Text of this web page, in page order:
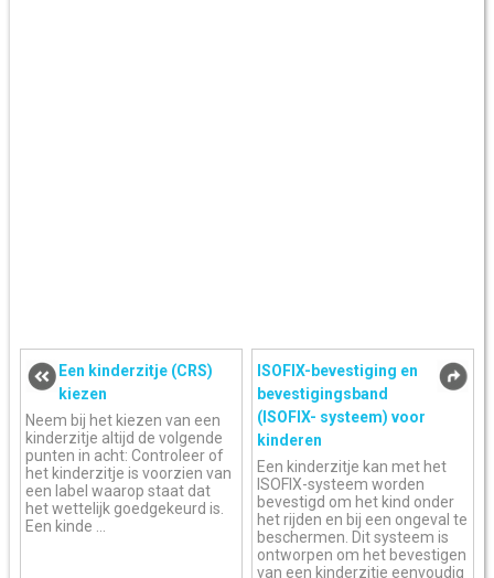
Een kinderzitje (CRS)
kiezen
Neem bij het kiezen van een
kinderzitje altijd de volgende
punten in acht: Controleer of
het kinderzitje is voorzien van
een label waarop staat dat
het wettelijk goedgekeurd is.
Een kinde ...
ISOFIX-bevestiging en
bevestigingsband
(ISOFIX- systeem) voor
kinderen
Een kinderzitje kan met het
ISOFIX-systeem worden
bevestigd om het kind onder
het rijden en bij een ongeval te
beschermen. Dit systeem is
ontworpen om het bevestigen
van een kinderzitje eenvoudig